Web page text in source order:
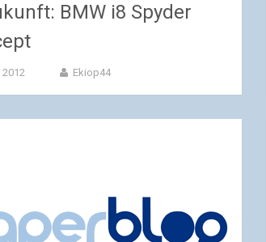
BMW i8 Spyder
2012 Ekiop44